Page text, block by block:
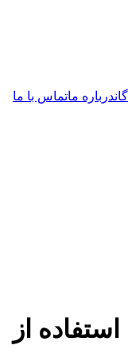
درباره ماتماس با ما
از